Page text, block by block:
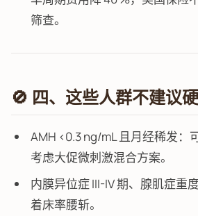
筛查。
🚫 四、这些人群不建议
AMH <0.3 ng/mL 且月经稀发：
考虑大促微刺激混合方案。
内膜异位症 III-IV 期、腺肌症重
着床率腰斩。